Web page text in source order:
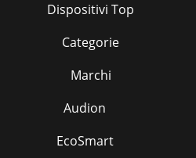
Dispositivi Top
Categorie
Marchi
Audion
EcoSmart